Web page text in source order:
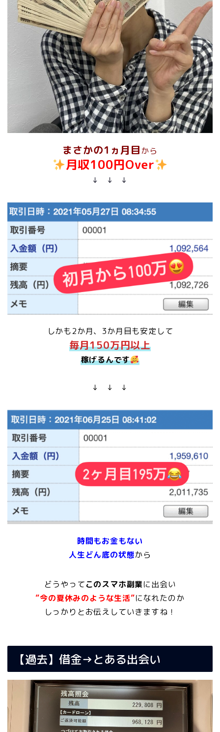
まさかの1ヵ月目 から
月収100円Over
↓ ↓ ↓
しかも2か月、3か月目も安定して
毎月150万円以上
稼げるんです
↓ ↓ ↓
時間もお金もない
人生どん底の状態から
どうやってこのスマホ副業に出会い
”今の夏休みのような生活”になれたのか
しっかりとお伝えしていきますね！
【過去】借金→とある出会い